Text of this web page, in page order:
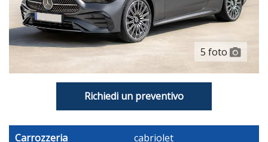
5 foto
Richiedi un preventivo
Carrozzeria
cabriolet
Attivazione Vocale Del Fabbircante E Ai Powered
Built-In Internet Browser
Connessione Bluetooth
Indicazione Spazio Di Parcheggio
Limitatore Di Velocità
Memoria Interna/hd